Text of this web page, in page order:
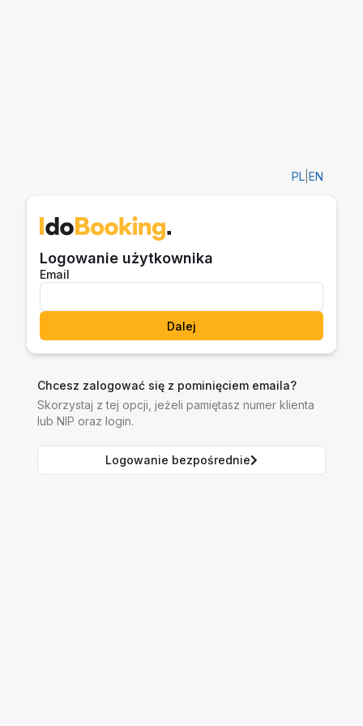
PL EN
Logowanie użytkownika
Email
Dalej
Chcesz zalogować się z pominięciem emaila?
Skorzystaj z tej opcji, jeżeli pamiętasz numer klienta
lub NIP oraz login.
Logowanie bezpośrednie